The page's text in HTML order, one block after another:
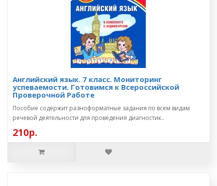
Английский язык. 7 класс. Мониторинг
успеваемости. Готовимся к Всероссийской
Проверочной Работе
Пособие содержит разноформатные задания по всем видам
речевой деятельности для проведения диагностик..
210р.